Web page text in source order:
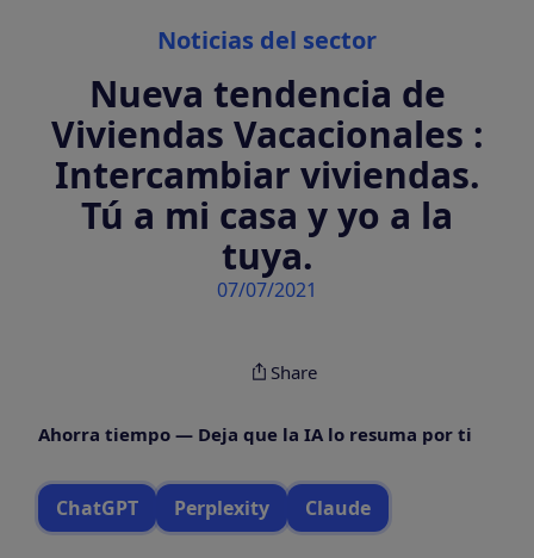
Noticias del sector
Nueva tendencia de
Viviendas Vacacionales :
Intercambiar viviendas.
Tú a mi casa y yo a la
tuya.
07/07/2021
Share
Ahorra tiempo — Deja que la IA lo resuma por ti
ChatGPT Perplexity Claude